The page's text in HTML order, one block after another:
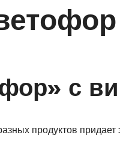
с
продуктов придает